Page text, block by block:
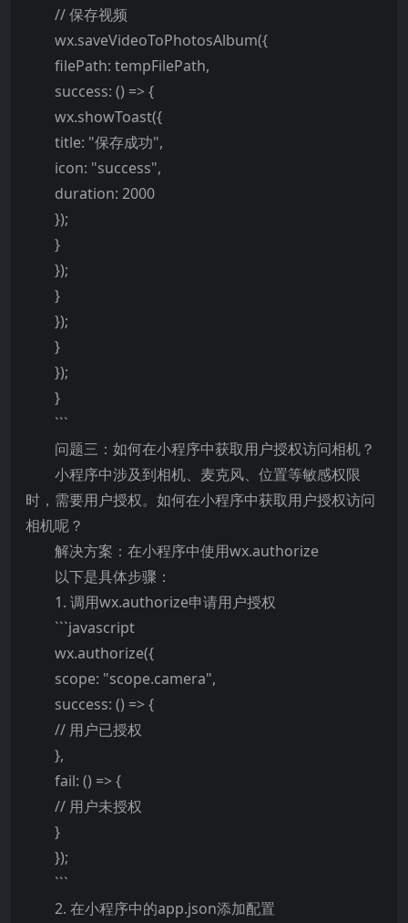
// 保存视频
wx.saveVideoToPhotosAlbum({
filePath: tempFilePath,
success: () => {
wx.showToast({
title: "保存成功",
icon: "success",
duration: 2000
});
}
});
}
});
}
});
}
```
问题三：如何在小程序中获取用户授权访问相机？
小程序中涉及到相机、麦克风、位置等敏感权限
时，需要用户授权。如何在小程序中获取用户授权访问
相机呢？
解决方案：在小程序中使用wx.authorize
以下是具体步骤：
1. 调用wx.authorize申请用户授权
```javascript
wx.authorize({
scope: "scope.camera",
success: () => {
// 用户已授权
},
fail: () => {
// 用户未授权
}
});
```
2. 在小程序中的app.json添加配置